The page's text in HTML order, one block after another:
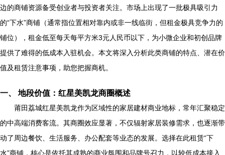
边的商铺资源备受创业者与投资者关注。市场上出现了一批极具吸引力
的“下水”商铺（通常指位置相对靠内或非一线临街，但租金极具竞争力的
铺位），租金低至每天每平方米3元人民币以下，为小微企业和初创品牌
提供了难得的低成本入驻机会。本文将深入分析此类商铺的特点、潜在价
值及租赁注意事项，助您把握商机。
一、 地段价值：红星美凯龙商圈概述
莆田荔城红星美凯龙作为区域性的家居建材商业地标，常年汇聚稳定
的中高端消费客流。其商圈效应显著，不仅辐射家居装修需求，也逐渐带
动了周边餐饮、生活服务、办公配套等业态的发展。选择在此租赁“下
水”商铺，核心是依托其成熟的商业氛围和品牌号召力，以较低成本接入